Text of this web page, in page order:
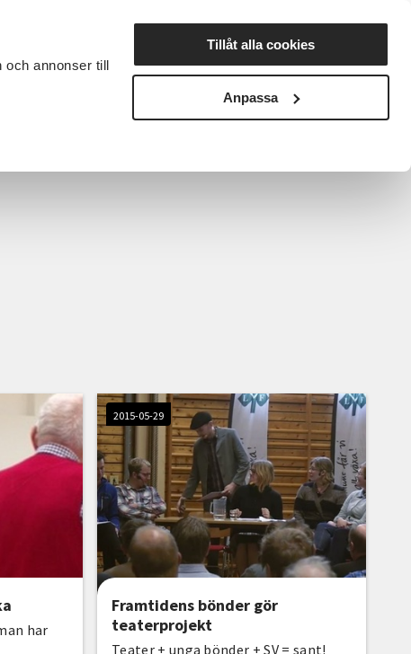
och annonser till
Tillåt alla cookies
Anpassa
Nyheter Avdelningar
har
2015-05-29
Framtidens bönder gör
teaterprojekt
Teater + unga bönder + SV = sant!